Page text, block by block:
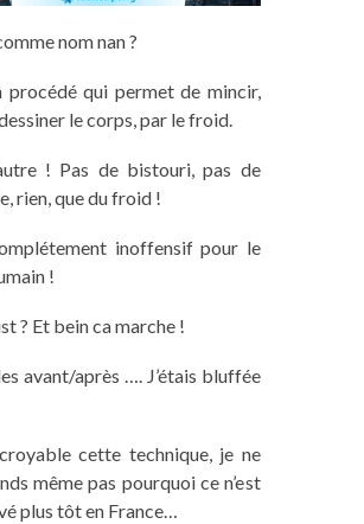
nomnan?
procédé qui permet de mincir,
le corps, par le froid.
! Pas de bistouri,pas de
rien, que du froid !
inoffensif pour le
!
? Et beincamarche !
avant/après ….J’étais bluffée
cette technique, je ne
même pas pourquoi ce n’est
plus tôt en France…